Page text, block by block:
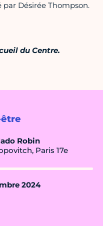
Robin
Paris 17e
2024
Désirée Thompson.
du Centre.